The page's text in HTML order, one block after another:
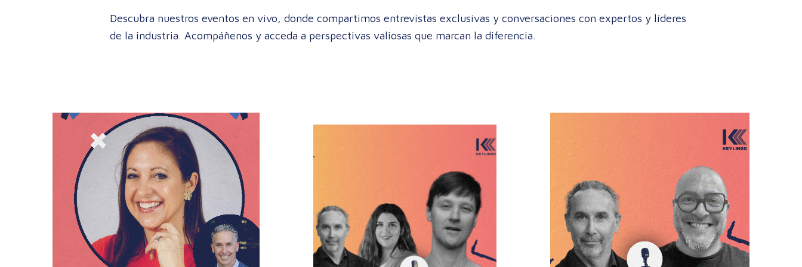
Descubra nuestros eventos en vivo, donde compartimos entrevistas exclusivas y conversaciones con expertos y líderes
de la industria. Acompáñenos y acceda a perspectivas valiosas que marcan la diferencia.